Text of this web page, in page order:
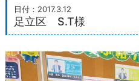
日付：2017.3.12
足立区 S.T様